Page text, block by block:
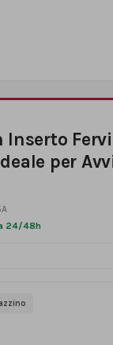
Fervi
per
24/48h